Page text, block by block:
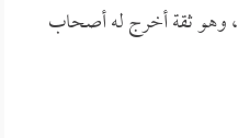
، وهو ثقة أخرج له أصحاب